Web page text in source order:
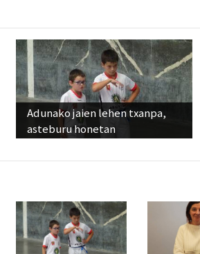
Adunako jaien lehen txanpa,
asteburu honetan